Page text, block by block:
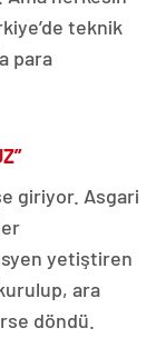
teknik
para
giriyor. Asgari
yetiştiren
ara
döndü.